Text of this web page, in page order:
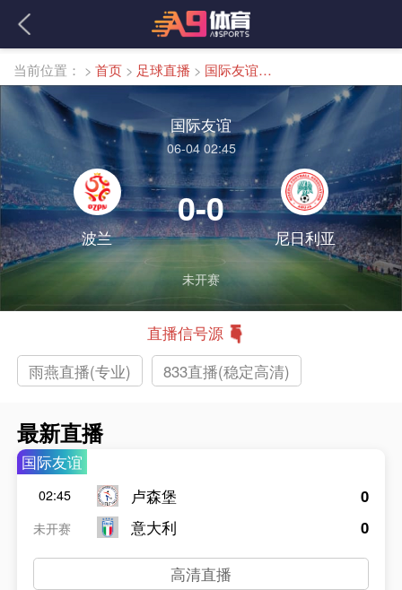
当前位置： > 首页 > 足球直播 > 国际友谊直播
国际友谊
06-04 02:45
波兰
0-0
尼日利亚
未开赛
直播信号源
雨燕直播(专业)
833直播(稳定高清)
最新直播
国际友谊
02:45
未开赛
卢森堡
意大利
0
0
高清直播